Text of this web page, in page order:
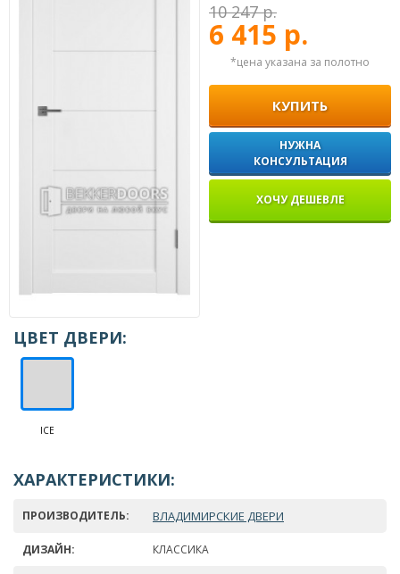
10 247 р.
6 415 р.
*цена указана за полотно
КУПИТЬ
НУЖНА
КОНСУЛЬТАЦИЯ
ХОЧУ ДЕШЕВЛЕ
ЦВЕТ ДВЕРИ:
ICE
ХАРАКТЕРИСТИКИ:
ПРОИЗВОДИТЕЛЬ: ВЛАДИМИРСКИЕ ДВЕРИ
ДИЗАЙН: КЛАССИКА